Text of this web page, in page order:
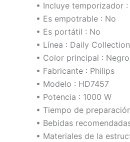
• Incluye temporizador :
• Es empotrable : No
• Es portátil : No
• Línea : Daily Collection
• Color principal : Negro
• Fabricante : Philips
• Modelo : HD7457
• Potencia : 1000 W
• Tiempo de
• Bebidas
• Materiales de la